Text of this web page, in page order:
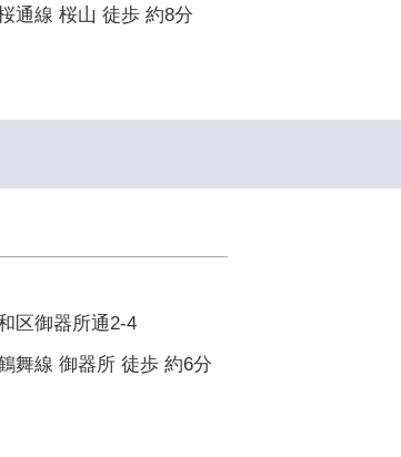
通線 桜山 徒歩 約8分
区御器所通2-4
舞線 御器所 徒歩 約6分